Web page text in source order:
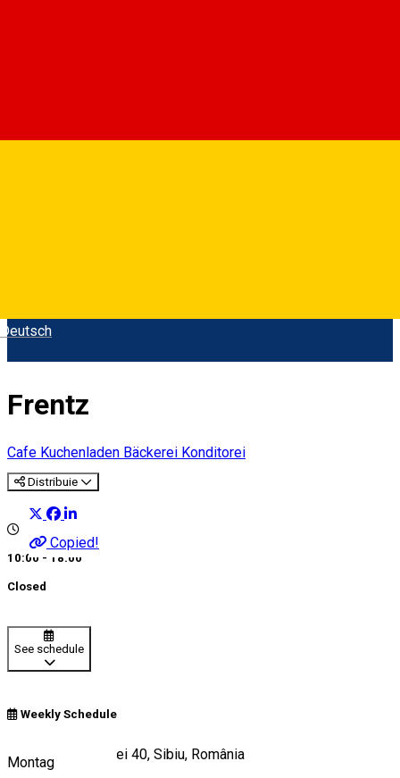
Deutsch
Frentz
Cafe Kuchenladen Bäckerei Konditorei
Distribuie
Copied!
10:00 - 18:00
Closed
See schedule
Weekly Schedule
Montag
Bulevardul Victoriei 40, Sibiu, România